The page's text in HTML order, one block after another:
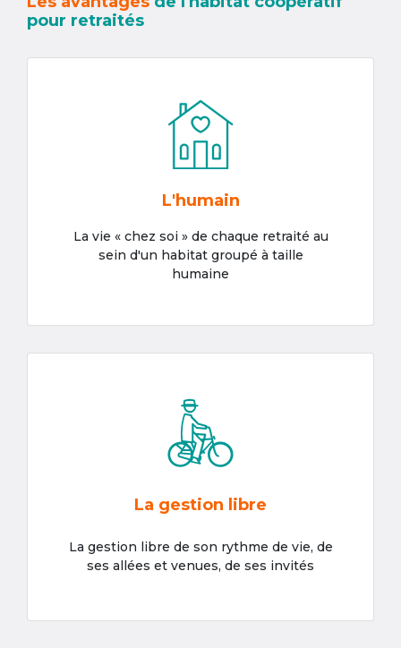
pour retraités
L'humain
La vie « chez soi » de chaque retraité au
sein d'un habitat groupé à taille
humaine
La gestion libre
La gestion libre de son rythme de vie, de
ses allées et venues, de ses invités